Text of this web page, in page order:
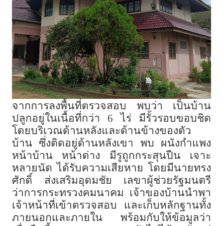
จากการลงพื้นที่ตรวจสอบ พบว่า เป็นบ้าน
ปลูกอยู่ในเนื้อที่กว่า 6 ไร่ มีรั้วรอบขอบชิด
โดยบริเวณด้านหลังและด้านข้างของตัว
บ้าน ซึ่งติดอยู่ด้านหลังเขา พบ ผนังกำแพง
หน้าบ้าน หน้าต่าง มีรูถูกกระสุนปืน เจาะ
หลายนัด ได้รับความเสียหาย โดยมีนายทรง
ศักดิ์ ส่งเสริมอุดมชัย เลขาผู้ช่วยรัฐมนตรี
ว่าการกระทรวงคมนาคม เจ้าของบ้านนำพา
เจ้าหน้าที่เข้าตรวจสอบ และเก็บหลักฐานทั้ง
ภายนอกและภายใน พร้อมกับให้ข้อมูลว่า